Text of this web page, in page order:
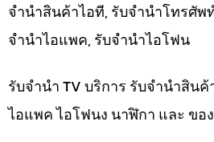
จำนำสินค้าไอที, รับจำนำโทรศัพ
จำนำไอแพค, รับจำนำไอโฟน
รับจำนำ TV บริการ รับจำนำสิน
ไอแพค ไอโฟนง นาฬิกา และ ขอ